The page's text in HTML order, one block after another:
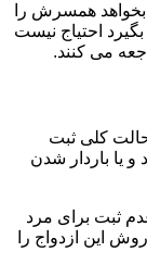
همسرش را
احتیاج نیست
می کنند.
کلی ثبت
یا باردار شدن
ثبت برای مرد
این ازدواج را